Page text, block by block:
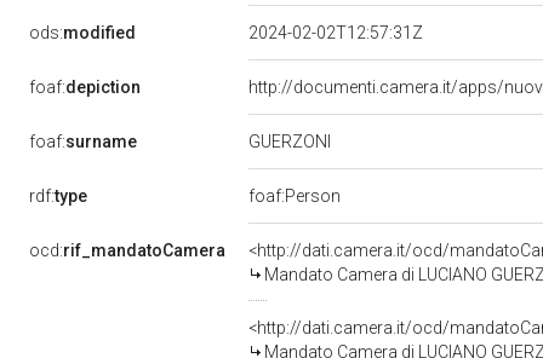
ods:modified 2024-02-02T12:57:31Z
foaf:depiction http://documenti.camera.it/apps/
foaf:surname GUERZONI
rdf:type foaf:Person
ocd:rif_mandatoCamera
<http://dati.camera.it/ocd/
Mandato Camera di LUCIANO
<http://dati.camera.it/ocd/
Mandato Camera di LUCIANO